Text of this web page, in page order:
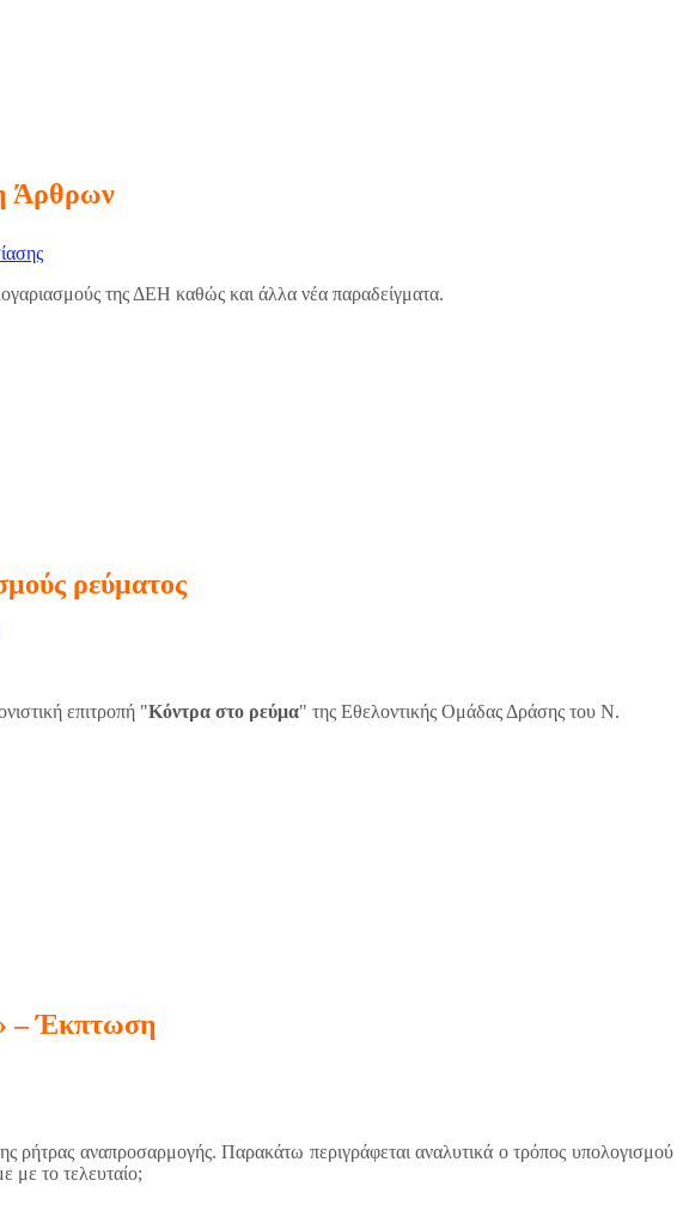
Άρθρων
της ΔΕΗ καθώς και άλλα νέα παραδείγματα.
ρεύματος
επιτροπή "Κόντρα στο ρεύμα" της Εθελοντικής Ομάδας Δράσης του Ν.
– Έκπτωση
ρήτρας αναπροσαρμογής. Παρακάτω περιγράφεται αναλυτικά ο τρόπος υπολογισμού
με το τελευταίο;